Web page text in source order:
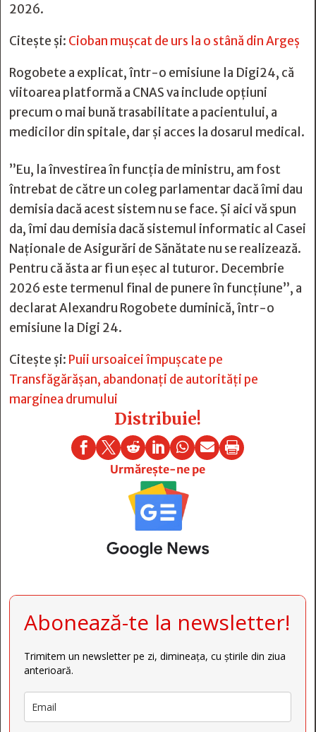
2026.
Citește și: Cioban mușcat de urs la o stână din Argeș
Rogobete a explicat, într-o emisiune la Digi24, că
viitoarea platformă a CNAS va include opțiuni
precum o mai bună trasabilitate a pacientului, a
medicilor din spitale, dar și acces la dosarul medical.
”Eu, la învestirea în funcția de ministru, am fost
întrebat de către un coleg parlamentar dacă îmi dau
demisia dacă acest sistem nu se face. Și aici vă spun
da, îmi dau demisia dacă sistemul informatic al Casei
Naționale de Asigurări de Sănătate nu se realizează.
Pentru că ăsta ar fi un eşec al tuturor. Decembrie
2026 este termenul final de punere în funcțiune”, a
declarat Alexandru Rogobete duminică, într-o
emisiune la Digi 24.
Citește și: Puii ursoaicei împușcate pe
Transfăgărășan, abandonați de autorități pe
marginea drumului
Distribuie!
     

Urmărește-ne pe
Abonează-te la newsletter!
Trimitem un newsletter pe zi, dimineața, cu știrile din ziua
anterioară.